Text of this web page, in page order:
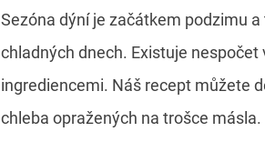
Sezóna dýní je začátkem podzimu
chladných dnech. Existuje
ingrediencemi. Náš recept můžete
chleba opražených na trošce másla.